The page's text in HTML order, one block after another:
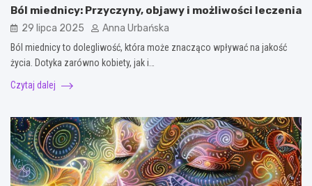
Ból miednicy: Przyczyny, objawy i możliwości leczenia
29 lipca 2025 Anna Urbańska
Ból miednicy to dolegliwość, która może znacząco wpływać na jakość
życia. Dotyka zarówno kobiety, jak i…
Czytaj dalej